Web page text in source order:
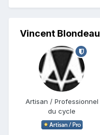
Vincent Blondeau
Artisan / Professionnel
du cycle